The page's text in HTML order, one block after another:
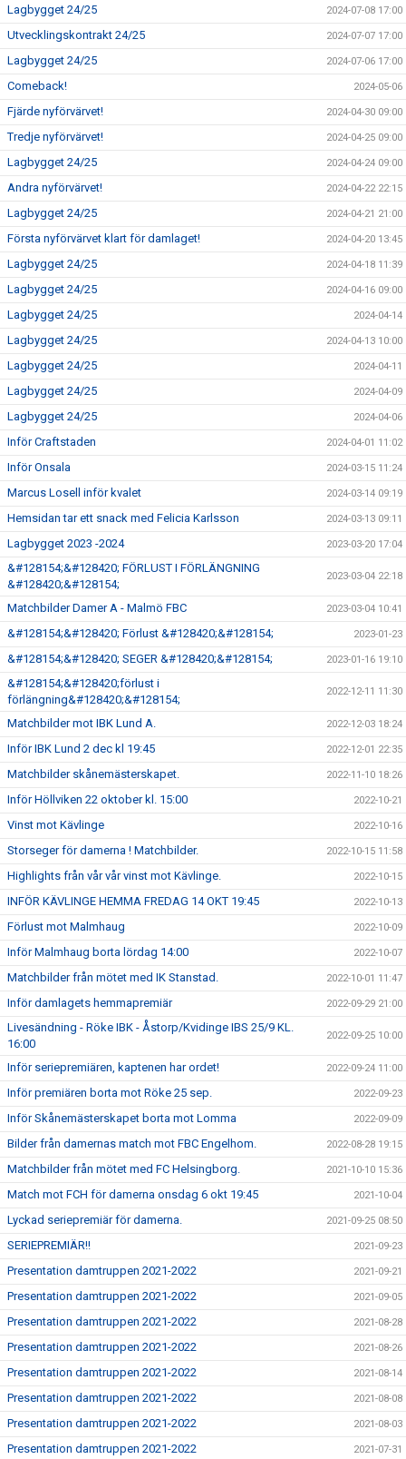
Lagbygget 24/25 2024-07-08 17:00
Utvecklingskontrakt 24/25 2024-07-07 17:00
Lagbygget 24/25 2024-07-06 17:00
Comeback! 2024-05-06
Fjärde nyförvärvet! 2024-04-30 09:00
Tredje nyförvärvet! 2024-04-25 09:00
Lagbygget 24/25 2024-04-24 09:00
Andra nyförvärvet! 2024-04-22 22:15
Lagbygget 24/25 2024-04-21 21:00
Första nyförvärvet klart för damlaget! 2024-04-20 13:45
Lagbygget 24/25 2024-04-18 11:39
Lagbygget 24/25 2024-04-16 09:00
Lagbygget 24/25 2024-04-14
Lagbygget 24/25 2024-04-13 10:00
Lagbygget 24/25 2024-04-11
Lagbygget 24/25 2024-04-09
Lagbygget 24/25 2024-04-06
Inför Craftstaden 2024-04-01 11:02
Inför Onsala 2024-03-15 11:24
Marcus Losell inför kvalet 2024-03-14 09:19
Hemsidan tar ett snack med Felicia Karlsson 2024-03-13 09:11
Lagbygget 2023 -2024 2023-03-20 17:04
&#128154;&#128420; FÖRLUST I FÖRLÄNGNING
&#128420;&#128154;
2023-03-04 22:18
Matchbilder Damer A - Malmö FBC 2023-03-04 10:41
&#128154;&#128420; Förlust &#128420;&#128154; 2023-01-23
&#128154;&#128420; SEGER &#128420;&#128154; 2023-01-16 19:10
&#128154;&#128420;förlust i
förlängning&#128420;&#128154;
2022-12-11 11:30
Matchbilder mot IBK Lund A. 2022-12-03 18:24
Inför IBK Lund 2 dec kl 19:45 2022-12-01 22:35
Matchbilder skånemästerskapet. 2022-11-10 18:26
Inför Höllviken 22 oktober kl. 15:00 2022-10-21
Vinst mot Kävlinge 2022-10-16
Storseger för damerna ! Matchbilder. 2022-10-15 11:58
Highlights från vår vår vinst mot Kävlinge. 2022-10-15
INFÖR KÄVLINGE HEMMA FREDAG 14 OKT 19:45 2022-10-13
Förlust mot Malmhaug 2022-10-09
Inför Malmhaug borta lördag 14:00 2022-10-07
Matchbilder från mötet med IK Stanstad. 2022-10-01 11:47
Inför damlagets hemmapremiär 2022-09-29 21:00
Livesändning - Röke IBK - Åstorp/Kvidinge IBS 25/9 KL.
16:00
2022-09-25 10:00
Inför seriepremiären, kaptenen har ordet! 2022-09-24 11:00
Inför premiären borta mot Röke 25 sep. 2022-09-23
Inför Skånemästerskapet borta mot Lomma 2022-09-09
Bilder från damernas match mot FBC Engelhom. 2022-08-28 19:15
Matchbilder från mötet med FC Helsingborg. 2021-10-10 15:36
Match mot FCH för damerna onsdag 6 okt 19:45 2021-10-04
Lyckad seriepremiär för damerna. 2021-09-25 08:50
SERIEPREMIÄR!! 2021-09-23
Presentation damtruppen 2021-2022 2021-09-21
Presentation damtruppen 2021-2022 2021-09-05
Presentation damtruppen 2021-2022 2021-08-28
Presentation damtruppen 2021-2022 2021-08-26
Presentation damtruppen 2021-2022 2021-08-14
Presentation damtruppen 2021-2022 2021-08-08
Presentation damtruppen 2021-2022 2021-08-03
Presentation damtruppen 2021-2022 2021-07-31